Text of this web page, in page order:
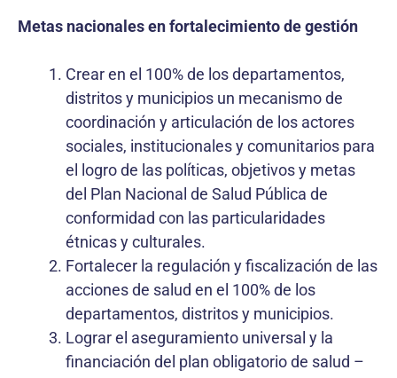
Metas nacionales en fortalecimiento de gestión
Crear en el 100% de los departamentos,
distritos y municipios un mecanismo de
coordinación y articulación de los actores
sociales, institucionales y comunitarios para
el logro de las políticas, objetivos y metas
del Plan Nacional de Salud Pública de
conformidad con las particularidades
étnicas y culturales.
Fortalecer la regulación y fiscalización de las
acciones de salud en el 100% de los
departamentos, distritos y municipios.
Lograr el aseguramiento universal y la
financiación del plan obligatorio de salud –